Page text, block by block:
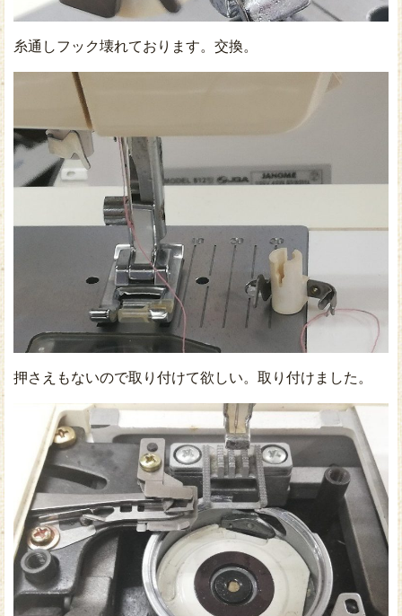
糸通しフック壊れております。交換。
押さえもないので取り付けて欲しい。取り付けました。